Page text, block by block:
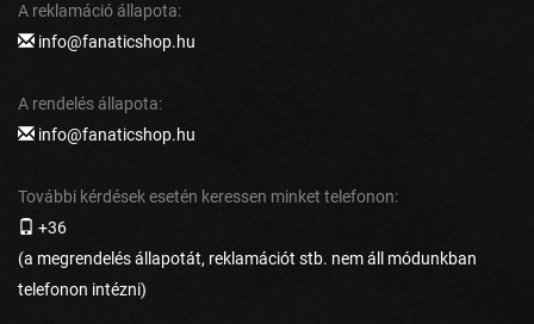
A reklamáció állapota:
info@fanaticshop.hu
A rendelés állapota:
info@fanaticshop.hu
További kérdések esetén keressen minket telefonon:
+36
(a megrendelés állapotát, reklamációt stb. nem áll módunkban
telefonon intézni)